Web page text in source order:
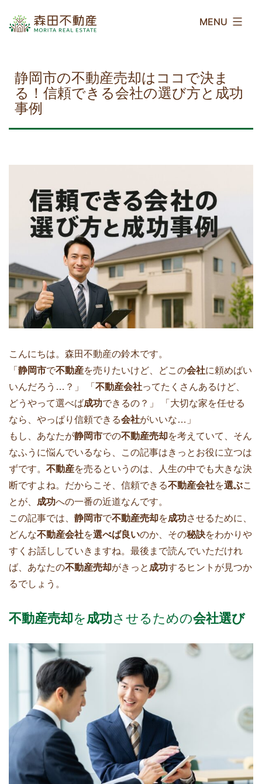
田
産
静岡市の不動産売却はココで決ま
る！信頼できる会社の選び方と成功
事例
こんにちは。森田不動産の鈴木です。
「 静岡市で不動産を売りたいけど、どこの会社に頼めばい
いんだろう…？」 「 不動産会社ってたくさんあるけど、
どうやって選べば成功できるの？」 「大切な家を任せる
なら、やっぱり信頼できる会社がいいな…」
もし、あなたが静岡市での不動産売却を考えていて、そん
なふうに悩んでいるなら、この記事はきっとお役に立つは
ずです。 不動産を売るというのは、人生の中でも大きな決
断ですよね。だからこそ、信頼できる不動産会社を選ぶこ
とが、 成功への一番の近道なんです。
この記事では、 静岡市で不動産売却を成功させるために、
どんな不動産会社を選べば良いのか、その秘訣をわかりや
すくお話ししていきますね。最後まで読んでいただけれ
ば、あなたの不動産売却がきっと 成功するヒントが見つか
るでしょう。
不動産売却を成功させるための会社選び